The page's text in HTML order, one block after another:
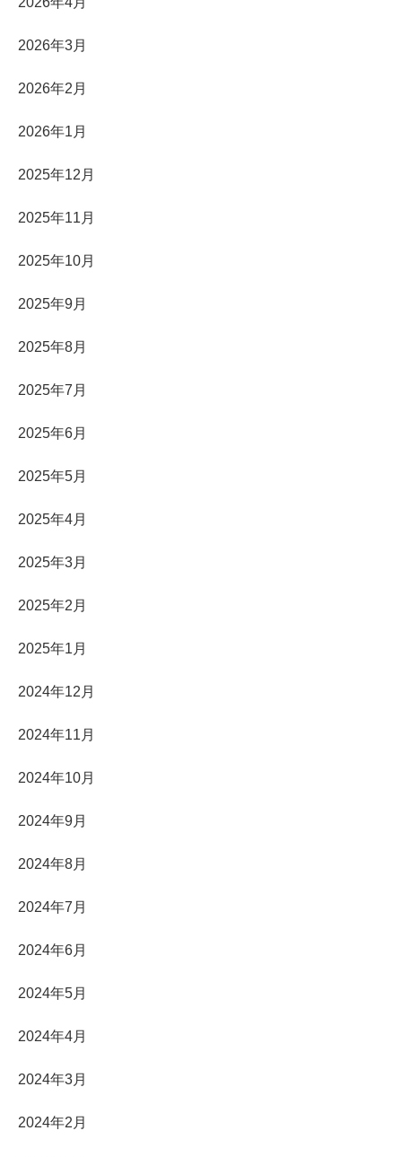
2026年3月
2026年2月
2026年1月
2025年12月
2025年11月
2025年10月
2025年9月
2025年8月
2025年7月
2025年6月
2025年5月
2025年4月
2025年3月
2025年2月
2025年1月
2024年12月
2024年11月
2024年10月
2024年9月
2024年8月
2024年7月
2024年6月
2024年5月
2024年4月
2024年3月
2024年2月